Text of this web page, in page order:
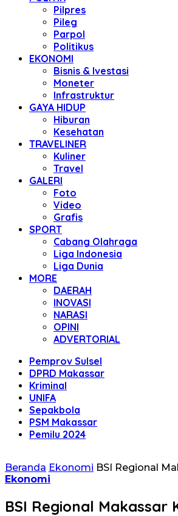
Pilpres
Pileg
Parpol
Politikus
EKONOMI
Bisnis & Ivestasi
Moneter
Infrastruktur
GAYA HIDUP
Hiburan
Kesehatan
TRAVELINER
Kuliner
Travel
GALERI
Foto
Video
Grafis
SPORT
Cabang Olahraga
Liga Indonesia
Liga Dunia
MORE
DAERAH
INOVASI
NARASI
OPINI
ADVERTORIAL
Pemprov Sulsel
DPRD Makassar
Kriminal
UNIFA
Sepakbola
PSM Makassar
Pemilu 2024
Beranda Ekonomi BSI Regional
Ekonomi
BSI Regional Makassar